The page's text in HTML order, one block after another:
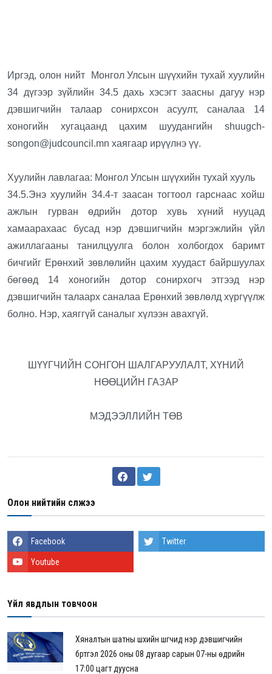
Иргэд, олон нийт Монгол Улсын шүүхийн тухай хуулийн
34 дүгээр зүйлийн 34.5 дахь хэсэгт заасны дагуу нэр
дэвшигчийн талаар сонирхсон асуулт, саналаа 14
хоногийн хугацаанд цахим шуудангийн shuugch-
songon@judcouncil.mn хаягаар ирүүлнэ үү.
Хуулийн лавлагаа: Монгол Улсын шүүхийн тухай хууль
34.5.Энэ хуулийн 34.4-т заасан тогтоол гарснаас хойш
ажлын гурван өдрийн дотор хувь хүний нууцад
хамаарахаас бусад нэр дэвшигчийн мэргэжлийн үйл
ажиллагааны танилцуулга болон холбогдох баримт
бичгийг Ерөнхий зөвлөлийн цахим хуудаст байршуулах
бөгөөд 14 хоногийн дотор сонирхогч этгээд нэр
дэвшигчийн талаарх саналаа Ерөнхий зөвлөлд хүргүүлж
болно. Нэр, хаяггүй саналыг хүлээн авахгүй.
ШҮҮГЧИЙН СОНГОН ШАЛГАРУУЛАЛТ, ХҮНИЙ
НӨӨЦИЙН ГАЗАР
МЭДЭЭЛЛИЙН ТӨВ
Олон нийтийн сүлжээ
Facebook Twitter
Youtube
Үйл явдлын товчоон
Хяналтын шатны шүүхийн шүүгчид нэр дэвшигчийн
бүртгэл 2026 оны 08 дугаар сарын 07-ны өдрийн
17:00 цагт дуусна